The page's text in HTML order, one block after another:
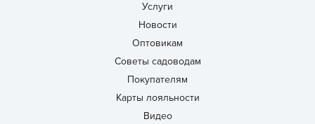
Услуги
Новости
Оптовикам
Советы садоводам
Покупателям
Карты лояльности
Видео